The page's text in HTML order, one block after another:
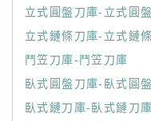
立式圓盤刀庫-立式圓
立式鏈條刀庫-立式鏈
鬥笠刀庫-鬥笠刀庫
臥式圓盤刀庫-臥式圓
臥式鏈刀庫-臥式鏈刀庫